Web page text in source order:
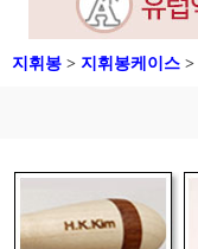
지휘봉 > 지휘봉케이스 >